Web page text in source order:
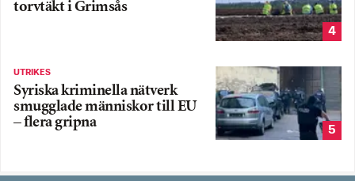
torvtäkt i Grimsås
4
UTRIKES
Syriska kriminella nätverk
smugglade människor till EU
– flera gripna
5